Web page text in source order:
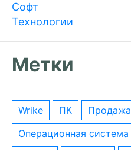
Софт
Технологии
Метки
wrike ПК
Продажа
операционная система